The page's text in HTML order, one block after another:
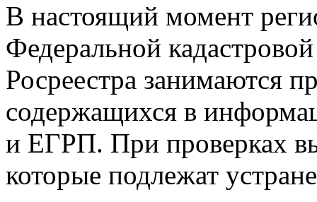
В настоящий момент
Федеральной
Росреестра занимаются
содержащихся в
и ЕГРП. При проверках
которые подлежат